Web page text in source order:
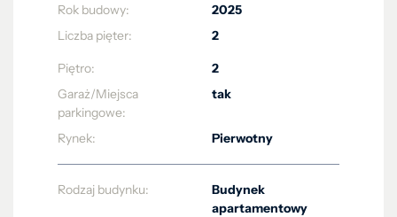
Rok budowy:
2025
Liczba pięter:
2
Piętro:
2
Garaż/Miejsca
parkingowe:
tak
Rynek: Pierwotny
Rodzaj budynku:
Budynek
apartamentowy